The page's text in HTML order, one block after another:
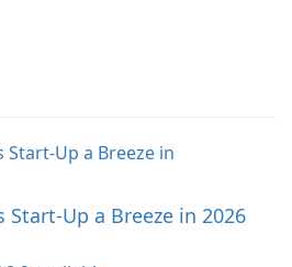
Start-Up a Breeze in 2026